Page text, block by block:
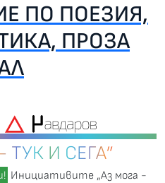
ПО ПОЕЗИЯ,
ПРОЗА
ТУК И СЕГА”
Инициативите „Аз мога -